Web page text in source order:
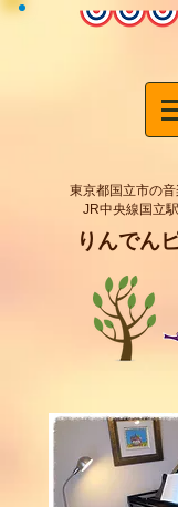
りんでん
東京都国立市の音
JR中央線国立駅